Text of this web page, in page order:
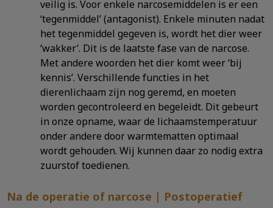
veilig is. Voor enkele narcosemiddelen is er een
‘tegenmiddel’ (antagonist). Enkele minuten nadat
het tegenmiddel gegeven is, wordt het dier weer
‘wakker’. Dit is de laatste fase van de narcose.
Met andere woorden het dier komt weer ‘bij
kennis’. Verschillende functies in het
dierenlichaam zijn nog geremd, en moeten
worden gecontroleerd en begeleidt. Dit gebeurt
in onze opname, waar de lichaamstemperatuur
onder andere door warmtematten optimaal
wordt gehouden. Wij kunnen daar zo nodig extra
zuurstof toedienen.
Na de operatie of narcose | Postoperatief